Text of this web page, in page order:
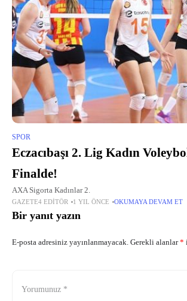
SPOR
Eczacıbaşı 2. Lig Kadın
Finalde!
AXA Sigorta Kadınlar 2.
GAZETE4 EDITÖR 1 YIL ÖNCE OKUMAYA DEVAM ET
Bir yanıt yazın
E-posta adresiniz yayınlanmayacak. Gerekli alanlar*